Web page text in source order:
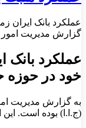
گزارش مدیریت امور اعتبارات
خود در حوزه
(ج.ا.ا) بوده است.